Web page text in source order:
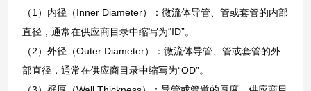
（1）内径（Inner Diameter）：微流体导管、管或套管的内部
直径，通常在供应商目录中缩写为“ID”。
（2）外径（Outer Diameter）：微流体导管、管或套管的外
部直径，通常在供应商目录中缩写为“OD”。